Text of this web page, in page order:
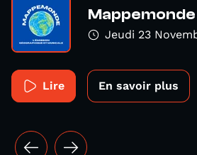
Jeudi 23
Lire En savoir plus